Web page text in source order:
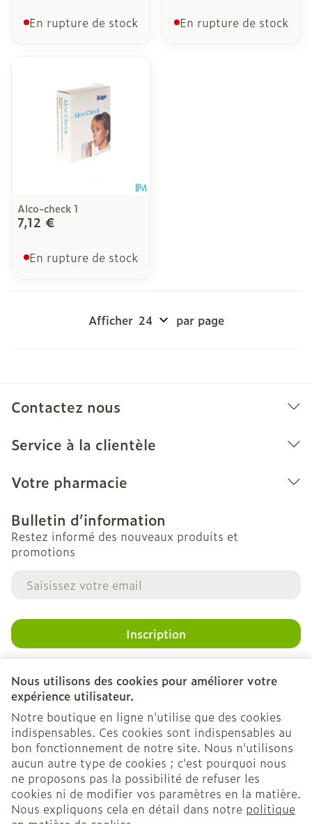
Nous utilisons des cookies pour améliorer votre
expérience utilisateur.
Notre boutique en ligne n'utilise que des cookies
indispensables. Ces cookies sont indispensables au
bon fonctionnement de notre site. Nous n'utilisons
aucun autre type de cookies ; c'est pourquoi nous
ne proposons pas la possibilité de refuser les
cookies ni de modifier vos paramètres en la matière.
Nous expliquons cela en détail dans notre politique
En rupture de stock En rupture de stock
Alco-check 1
7,12 €
En rupture de stock
Afficher par page
Contactez nous
Service à la clientèle
Votre pharmacie
Bulletin d’information
Restez informé des nouveaux produits et
promotions
Adresse mail
Inscription
En cliquant sur s'abonner, vous vous abonnez à notre
newsletter et acceptez notrepolitique de confidentialité
Liens légaux